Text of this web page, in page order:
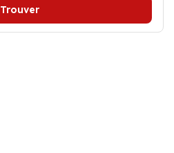
Trouver